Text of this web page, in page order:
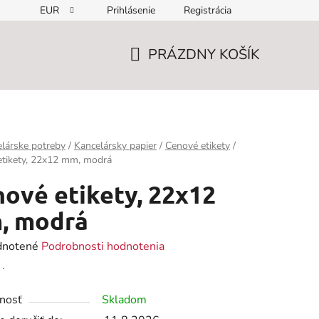
EUR Prihlásenie Registrácia
PRÁZDNY KOŠÍK
potreby / Kancelársky papier / Cenové etikety /
22x12 mm, modrá
etikety, 22x12
modrá
Podrobnosti hodnotenia
.
Skladom